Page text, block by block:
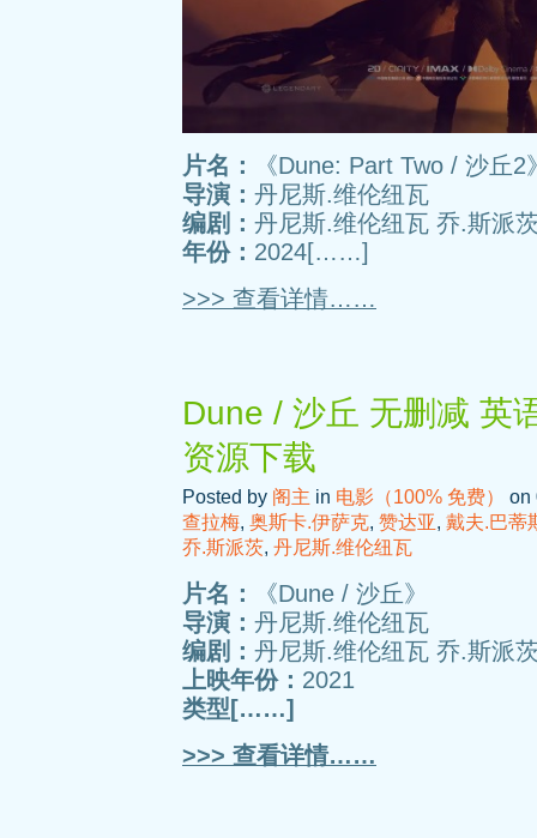
片名：
《Dune: Part Two / 沙丘2
导演： 丹尼斯.维伦纽瓦
编剧： 丹尼斯.维伦纽瓦 乔.斯派
年份： 2024[……]
>>> 查看详情……
Dune / 沙丘 无删减 英
资源下载
Posted by 阁主 in 电影（100% 免费）
on
查拉梅, 奥斯卡.伊萨克, 赞达亚, 戴夫.巴蒂
乔.斯派茨, 丹尼斯.维伦纽瓦
片名：
《Dune / 沙丘》
导演： 丹尼斯.维伦纽瓦
编剧： 丹尼斯.维伦纽瓦 乔.斯派
上映年份： 2021
类型[……]
>>> 查看详情……